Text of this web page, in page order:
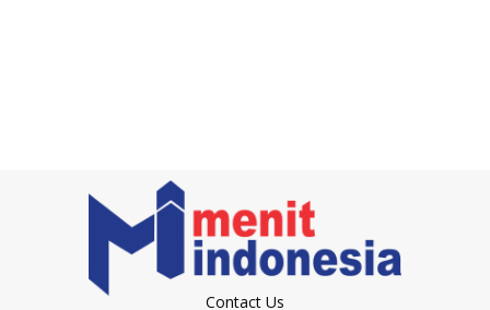
Contact Us